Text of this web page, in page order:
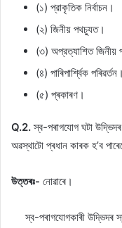
(১) প্রাকৃতিক নির্বাচন।
(২) জিনীয় পথচ্যুত।
(৩) অপ্রত্যাশিত জিনীয়
(৪) পাৰিপাৰ্শ্বিক পৰিৱৰ্তন।
(৫) প্ৰকাৰণ।
Q.2.স্ব-পৰাগযোগ ঘটা
অৱস্থাটো প্ৰধান কাৰক হ’ব
উত্তৰঃ- নোৱাৰে।
স্ব-পৰাগযোগকাৰী উদ্ভিদৰ